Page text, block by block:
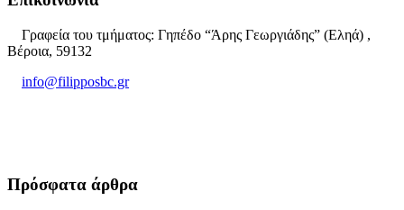
Γραφεία του τμήματος: Γηπέδο “Άρης Γεωργιάδης” (Εληά) ,
Βέροια, 59132
info@filipposbc.gr
Πρόσφατα άρθρα